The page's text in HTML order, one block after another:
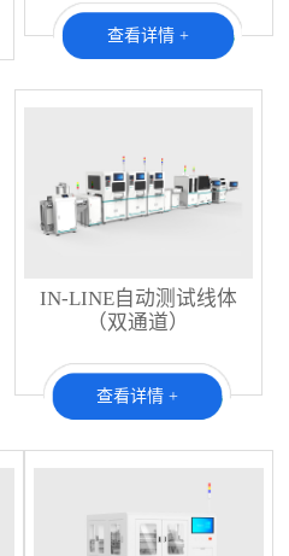
查看详情 +
IN-LINE自动测试线体
（双通道）
查看详情 +